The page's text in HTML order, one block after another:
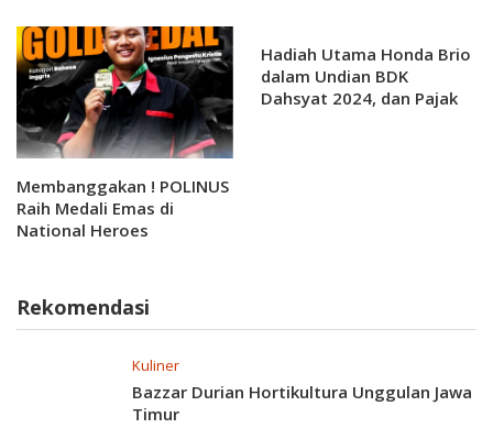
Membanggakan ! POLINUS
Raih Medali Emas di
National Heroes
Hadiah Utama Honda Brio
dalam Undian BDK
Dahsyat 2024, dan Pajak
Rekomendasi
Kuliner
Bazzar Durian Hortikultura Unggulan Jawa
Timur